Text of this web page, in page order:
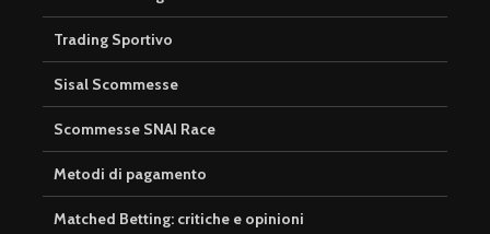
Trading Sportivo
Sisal Scommesse
Scommesse SNAI Race
Metodi di pagamento
Matched Betting: critiche e opinioni